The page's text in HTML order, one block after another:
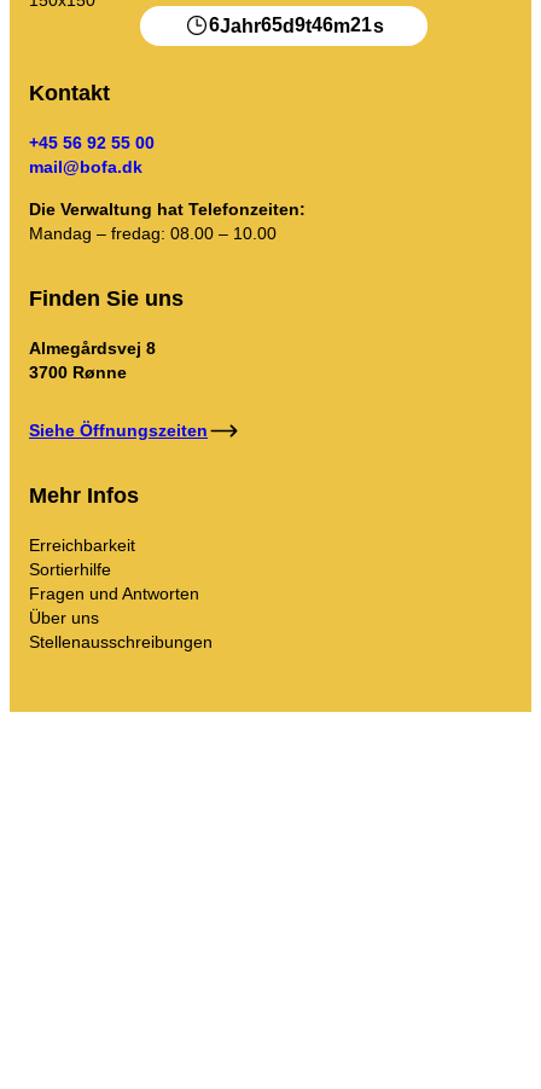
Mein Unrat
Kalender leeren und mehr.
6Jahr65d9t46m21s
Kontakt
+45 56 92 55 00
mail@bofa.dk
Die Verwaltung hat Telefonzeiten:
Mandag – fredag: 08.00 – 10.00
Finden Sie uns
Almegårdsvej 8
3700 Rønne
Siehe Öffnungszeiten
Mehr Infos
Erreichbarkeit
Sortierhilfe
Fragen und Antworten
Über uns
Stellenausschreibungen